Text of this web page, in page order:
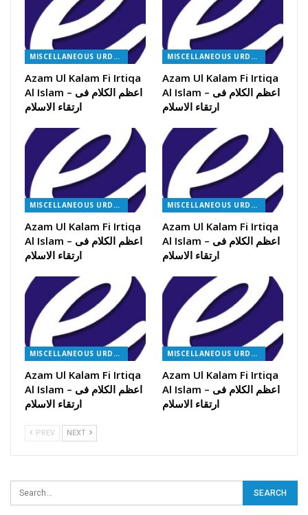
MISCELLANEOUS URDU BOOKS
Azam Ul Kalam Fi Irtiqa
Al Islam – اعظم الکلام فی
ارتقاء الاسلام
MISCELLANEOUS URDU BOOKS
Azam Ul Kalam Fi Irtiqa
Al Islam – اعظم الکلام فی
ارتقاء الاسلام
MISCELLANEOUS URDU BOOKS
Azam Ul Kalam Fi Irtiqa
Al Islam – اعظم الکلام فی
ارتقاء الاسلام
MISCELLANEOUS URDU BOOKS
Azam Ul Kalam Fi Irtiqa
Al Islam – اعظم الکلام فی
ارتقاء الاسلام
MISCELLANEOUS URDU BOOKS
Azam Ul Kalam Fi Irtiqa
Al Islam – اعظم الکلام فی
ارتقاء الاسلام
MISCELLANEOUS URDU BOOKS
Azam Ul Kalam Fi Irtiqa
Al Islam – اعظم الکلام فی
ارتقاء الاسلام
PREV NEXT